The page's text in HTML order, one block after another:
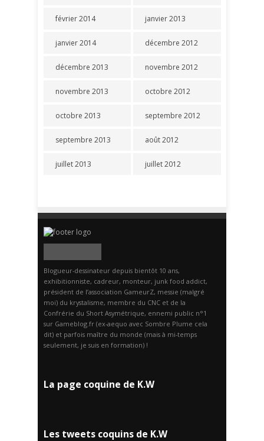
février 2014
janvier 2014
décembre 2013
novembre 2013
octobre 2013
septembre 2013
juillet 2013
janvier 2013
décembre 2012
novembre 2012
octobre 2012
septembre 2012
août 2012
juillet 2012
Blogueur-dessinateur depuis bientôt 10 ans,
exhibitionniste, cadreur, monteur, junk food addict,
président de l’association GameurZ, messie (malgré
moi) du krystalisme, membre du CNC et de la
Confrérie du Short Asymétrique, ennemi public n°1
sur Gameblog.fr (ex-aequo avec Sombre Plume cela
dit) et parfois maître du monde (mais à mi-temps
seulement, je suis en formation) !
La page coquine de K.W
Les tweets coquins de K.W